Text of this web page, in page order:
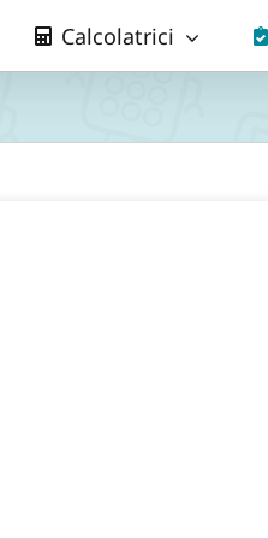
Calcolatrici